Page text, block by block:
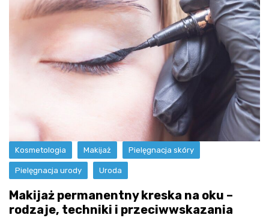
Kosmetologia Makijaż Pielęgnacja skóry
Pielęgnacja urody Uroda
Makijaż permanentny kreska na oku –
rodzaje, techniki i przeciwwskazania